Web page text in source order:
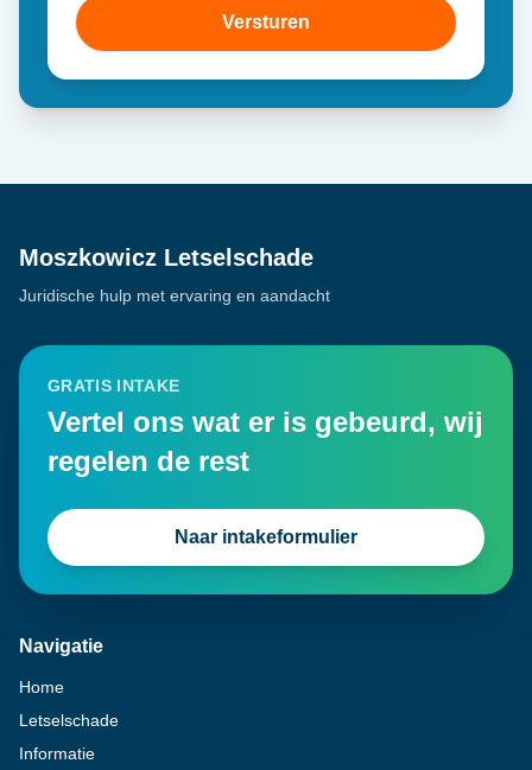
Versturen
Moszkowicz Letselschade
Juridische hulp met ervaring en aandacht
GRATIS INTAKE
Vertel ons wat er is gebeurd, wij
regelen de rest
Naar intakeformulier
Navigatie
Home
Letselschade
Informatie